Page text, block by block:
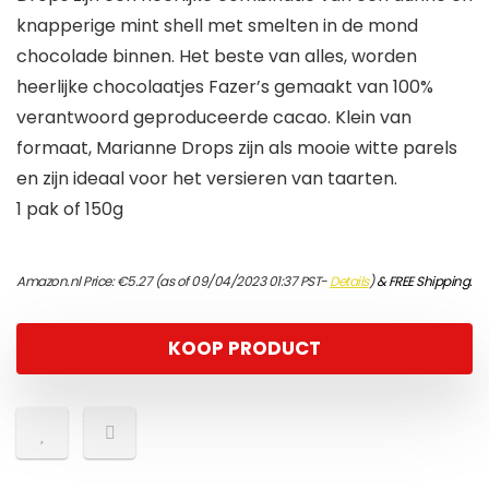
knapperige mint shell met smelten in de mond
chocolade binnen. Het beste van alles, worden
heerlijke chocolaatjes Fazer’s gemaakt van 100%
verantwoord geproduceerde cacao. Klein van
formaat, Marianne Drops zijn als mooie witte parels
en zijn ideaal voor het versieren van taarten.
1 pak of 150g
Amazon.nl Price:€5.27(as of 09/04/2023 01:37 PST-Details)&FREE Shipping.
KOOP PRODUCT